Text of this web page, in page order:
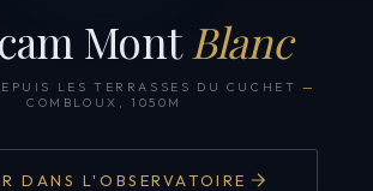
Mont Blanc
LES TERRASSES DU CUCHET —
COMBLOUX, 1050M
DANS L'OBSERVATOIRE